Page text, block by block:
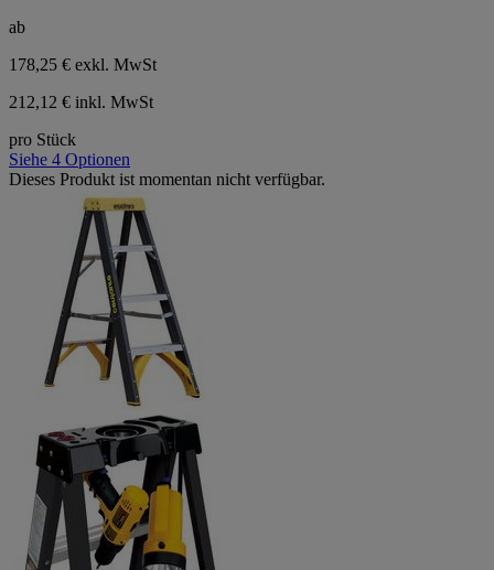
ab
178,25 € exkl. MwSt
212,12 € inkl. MwSt
pro Stück
Siehe 4 Optionen
Dieses Produkt ist momentan nicht verfügbar.